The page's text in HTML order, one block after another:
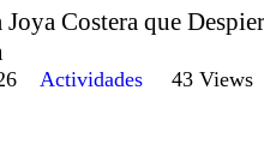
Costera que
Actividades 43 Views